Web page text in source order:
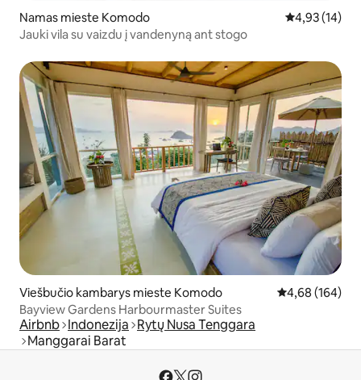
Namas mieste Komodo Vidutinis
4,93 (14)
Jauki vila su vaizdu į vandenyną ant stogo
Viešbučio kambarys mieste Komodo Vidutinis
4,68 (164)
Bayview Gardens Harbourmaster Suites
Airbnb Indonezija Rytų Nusa Tenggara
Manggarai Barat